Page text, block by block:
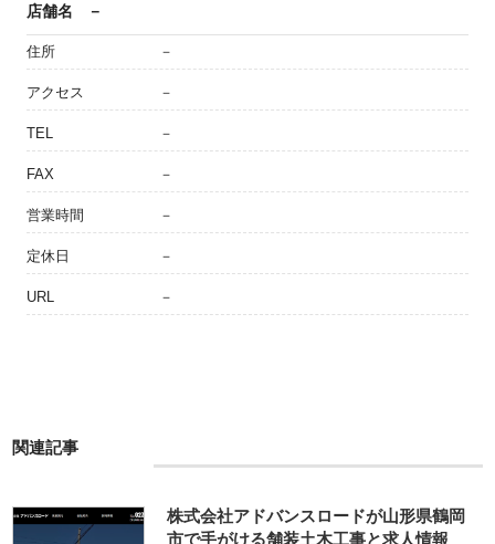
店舗名 －
住所 －
アクセス －
TEL －
FAX －
営業時間 －
定休日 －
URL －
関連記事
株式会社アドバンスロードが山形県鶴岡
市で手がける舗装土木工事と求人情報